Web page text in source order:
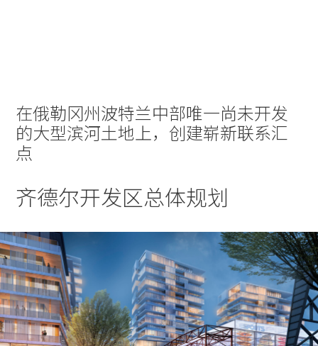
在俄勒冈州波特兰中部唯一尚未开发
的大型滨河土地上，创建崭新联系汇
点
齐德尔开发区总体规划